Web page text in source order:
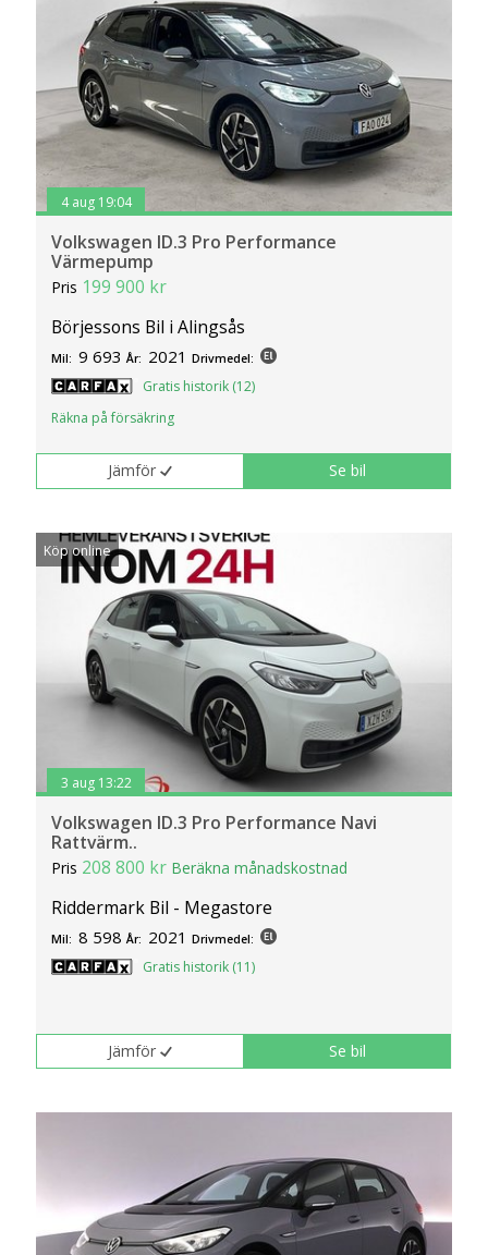
4 aug 19:04
Volkswagen ID.3 Pro Performance
Värmepump
Pris 199 900 kr
Börjessons Bil i Alingsås
Mil: 9 693 År: 2021 Drivmedel:
Gratis historik (12)
Räkna på försäkring
Jämför Se bil
Köp online
3 aug 13:22
Volkswagen ID.3 Pro Performance Navi
Rattvärm..
Pris 208 800 kr Beräkna månadskostnad
Riddermark Bil - Megastore
Mil: 8 598 År: 2021 Drivmedel:
Gratis historik (11)
Jämför Se bil